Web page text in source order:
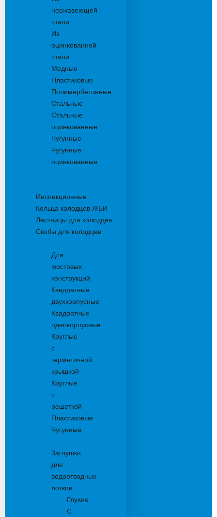
нержавеющей
стали
Из
оцинкованной
стали
Медные
Пластиковые
Полимербетонные
Стальные
Стальные
оцинкованные
Чугунные
Чугунные
оцинкованные
Инспекционные
Кольца колодцев ЖБИ
Лестницы для колодцев
Скобы для колодцев
Для
мостовых
конструкций
Квадратные
двухкорпусные
Квадратные
однокорпусные
Круглые
с
герметичной
крышкой
Круглые
с
решеткой
Пластиковые
Чугунные
Заглушки
для
водоотводных
лотков
Глухие
С